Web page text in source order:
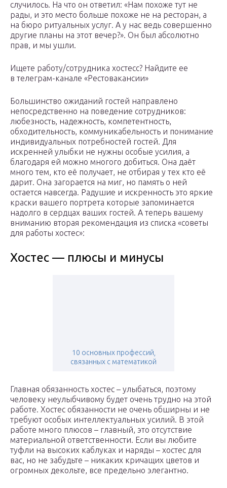
случилось. На что он ответил: «Нам похоже тут не
рады, и это место больше похоже не на ресторан, а
на бюро ритуальных услуг. А у нас ведь совершенно
другие планы на этот вечер?». Он был абсолютно
прав, и мы ушли.
Ищете работу/сотрудника хостесс? Найдите ее
в телеграм-канале «Рестовакансии»
Большинство ожиданий гостей направлено
непосредственно на поведение сотрудников:
любезность, надежность, компетентность,
обходительность, коммуникабельность и понимание
индивидуальных потребностей гостей. Для
искренней улыбки не нужны особые усилия, а
благодаря ей можно многого добиться. Она даёт
много тем, кто её получает, не отбирая у тех кто её
дарит. Она загорается на миг, но память о ней
остается навсегда. Радушие и искренность это яркие
краски вашего портрета которые запоминается
надолго в сердцах ваших гостей. А теперь вашему
вниманию вторая рекомендация из списка «советы
для работы хостес»:
Хостес — плюсы и минусы
10 основных профессий,
связанных с математикой
Главная обязанность хостес – улыбаться, поэтому
человеку неулыбчивому будет очень трудно на этой
работе. Хостес обязанности не очень обширны и не
требуют особых интеллектуальных усилий. В этой
работе много плюсов – главный, это отсутствие
материальной ответственности. Если вы любите
туфли на высоких каблуках и наряды – хостес для
вас, но не забудьте – никаких кричащих цветов и
огромных декольте, все предельно элегантно.